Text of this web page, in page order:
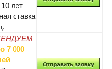
лет
ставка
7 000